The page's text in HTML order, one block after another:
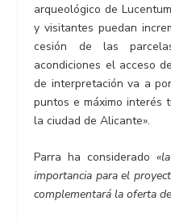
arqueológico de
y visitantes puedan
cesión de las
acondiciones el acceso
de interpretación va a
puntos e máximo interés
la ciudad de Alicante».
Parra ha considerado
importancia para el
complementará la oferta